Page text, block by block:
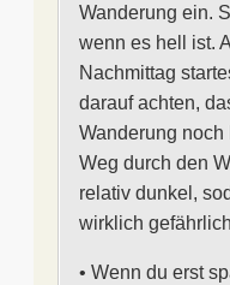
Wanderung ein.
wenn es hell ist.
Nachmittag
darauf achten,
Wanderung
Weg durch den
relativ dunkel,
wirklich
• Wenn du erst